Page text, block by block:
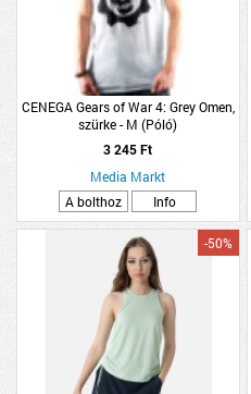
CENEGA Gears of War 4: Grey Omen,
szürke - M (Póló)
3 245 Ft
Media Markt
A bolthoz
Info
-50%